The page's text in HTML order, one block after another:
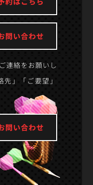
問い合わせ
連絡をお願いし
」「ご要望」
問い合わせ